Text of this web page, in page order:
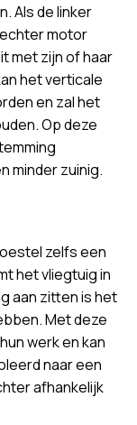
Als de linker
motor
met zijn of haar
het verticale
en zal het
Op deze
minder zuinig.
zelfs een
het vliegtuig in
aan zitten is het
Met deze
werk en kan
naar een
afhankelijk